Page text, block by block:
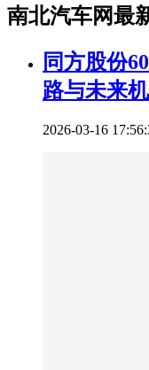
南北汽车网最
同方股份
路与未来
2026-03-16